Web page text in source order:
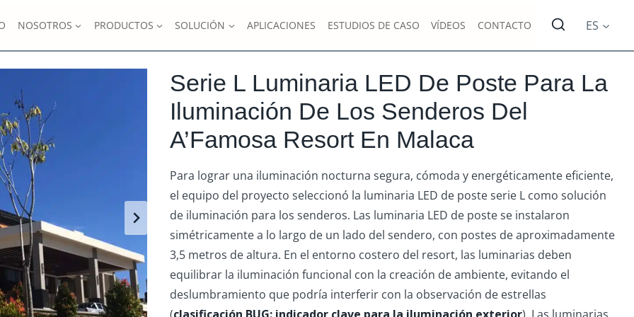
NOSOTROS PRODUCTOS SOLUCIÓN APLICACIONES ESTUDIOS DE CASO VÍDEOS CONTACTO ES
Serie L Luminaria LED De Poste Para La
Iluminación De Los Senderos Del
A’Famosa Resort En Malaca
Para lograr una iluminación nocturna segura, cómoda y energéticamente eficiente,
el equipo del proyecto seleccionó la luminaria LED de poste serie L como solución
de iluminación para los senderos. Las luminaria LED de poste se instalaron
simétricamente a lo largo de un lado del sendero, con postes de aproximadamente
3,5 metros de altura. En el entorno costero del resort, las luminarias deben
equilibrar la iluminación funcional con la creación de ambiente, evitando el
deslumbramiento que podría interferir con la observación de estrellas